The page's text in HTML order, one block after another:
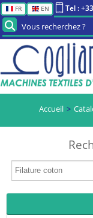
FR EN Tel :
Vous recherchez ?
Accueil